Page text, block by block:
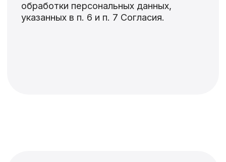
Telegram